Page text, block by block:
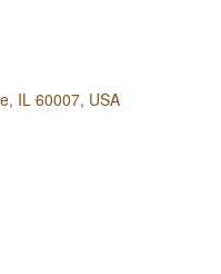
IL 60007, USA